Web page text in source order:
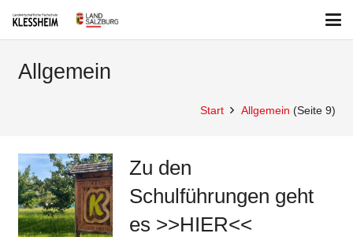
Allgemein
Start Allgemein (Seite 9)
Zu den
Schulführungen geht
es >>HIER<<